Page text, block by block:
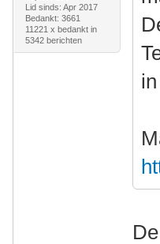
Lid sinds: Apr 2017
Bedankt: 3661
11221 x bedankt in
5342 berichten